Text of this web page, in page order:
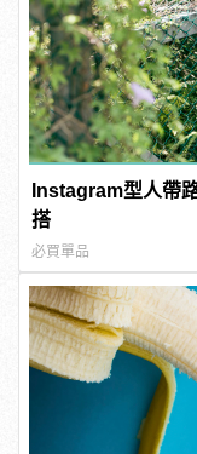
Instagram型人帶
搭
必買單品